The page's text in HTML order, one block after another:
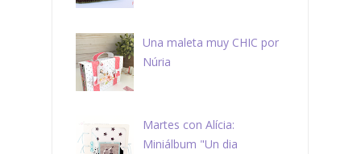
Una maleta muy CHIC por
Núria
Martes con Alícia:
Miniálbum "Un dia